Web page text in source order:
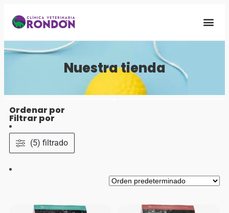
Nuestra tienda
Ordenar por
Filtrar por
(5) filtrado